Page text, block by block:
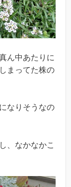
ん中あたりに
まってた株の
なりそうなの
、なかなかこ